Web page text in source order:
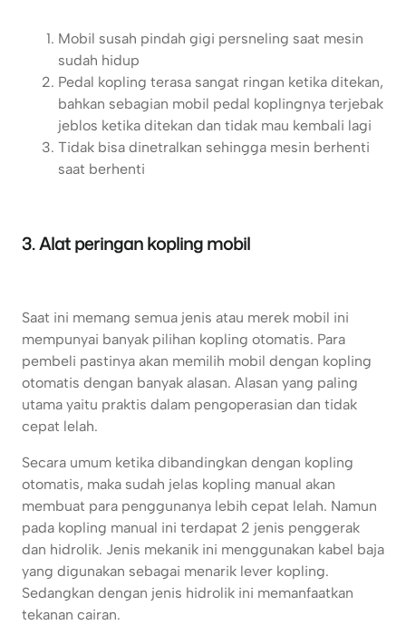
Mobil susah pindah gigi persneling saat mesin
sudah hidup
Pedal kopling terasa sangat ringan ketika ditekan,
bahkan sebagian mobil pedal koplingnya terjebak
jeblos ketika ditekan dan tidak mau kembali lagi
Tidak bisa dinetralkan sehingga mesin berhenti
saat berhenti
3. Alat peringan kopling mobil
Saat ini memang semua jenis atau merek mobil ini
mempunyai banyak pilihan kopling otomatis. Para
pembeli pastinya akan memilih mobil dengan kopling
otomatis dengan banyak alasan. Alasan yang paling
utama yaitu praktis dalam pengoperasian dan tidak
cepat lelah.
Secara umum ketika dibandingkan dengan kopling
otomatis, maka sudah jelas kopling manual akan
membuat para penggunanya lebih cepat lelah. Namun
pada kopling manual ini terdapat 2 jenis penggerak
dan hidrolik. Jenis mekanik ini menggunakan kabel baja
yang digunakan sebagai menarik lever kopling.
Sedangkan dengan jenis hidrolik ini memanfaatkan
tekanan cairan.